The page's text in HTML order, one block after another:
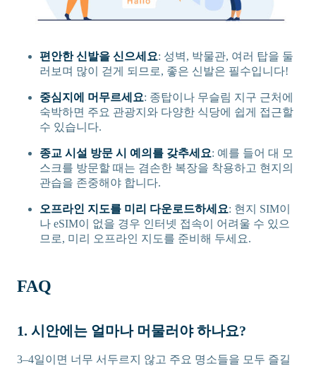
편안한 신발을 신으세요: 성벽, 박물관, 여러 탑을 둘
러보며 많이 걷게 되므로, 좋은 신발은 필수입니다!
중심지에 머무르세요: 종탑이나 무슬림 지구 근처에
숙박하면 주요 관광지와 다양한 식당에 쉽게 접근할
수 있습니다.
종교 시설 방문 시 예의를 갖추세요: 예를 들어 대 모
스크를 방문할 때는 겸손한 복장을 착용하고 현지의
관습을 존중해야 합니다.
오프라인 지도를 미리 다운로드하세요: 현지 SIM이
나 eSIM이 없을 경우 인터넷 접속이 어려울 수 있으
므로, 미리 오프라인 지도를 준비해 두세요.
FAQ
1. 시안에는 얼마나 머물러야 하나요?
3–4일이면 너무 서두르지 않고 주요 명소들을 모두 즐길